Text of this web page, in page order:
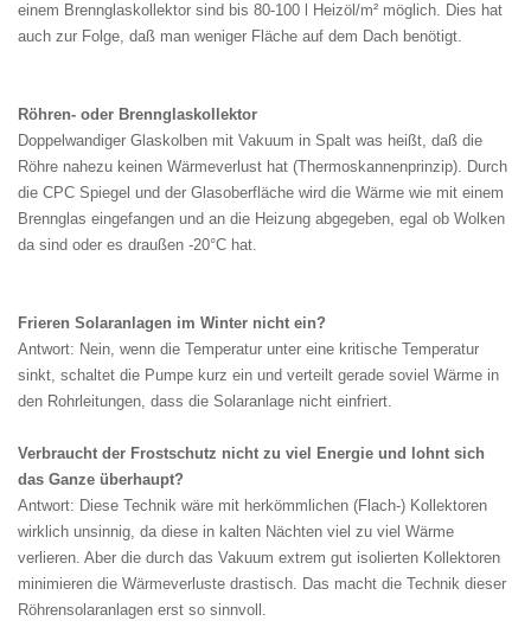
einem Brennglaskollektor sind bis 80-100 l Heizöl/m² möglich. Dies hat
auch zur Folge, daß man weniger Fläche auf dem Dach benötigt.
Röhren- oder Brennglaskollektor
Doppelwandiger Glaskolben mit Vakuum in Spalt was heißt, daß die
Röhre nahezu keinen Wärmeverlust hat (Thermoskannenprinzip). Durch
die CPC Spiegel und der Glasoberfläche wird die Wärme wie mit einem
Brennglas eingefangen und an die Heizung abgegeben, egal ob Wolken
da sind oder es draußen -20°C hat.
Frieren Solaranlagen im Winter nicht ein?
Antwort: Nein, wenn die Temperatur unter eine kritische Temperatur
sinkt, schaltet die Pumpe kurz ein und verteilt gerade soviel Wärme in
den Rohrleitungen, dass die Solaranlage nicht einfriert.
Verbraucht der Frostschutz nicht zu viel Energie und lohnt sich
das Ganze überhaupt?
Antwort: Diese Technik wäre mit herkömmlichen (Flach-) Kollektoren
wirklich unsinnig, da diese in kalten Nächten viel zu viel Wärme
verlieren. Aber die durch das Vakuum extrem gut isolierten Kollektoren
minimieren die Wärmeverluste drastisch. Das macht die Technik dieser
Röhrensolaranlagen erst so sinnvoll.